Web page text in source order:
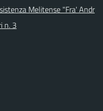
Melitense "Fra' Andr
n. 3